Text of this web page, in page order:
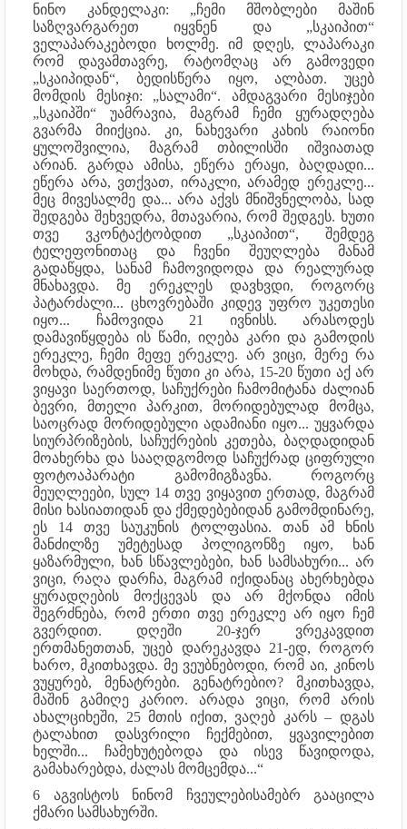
ნინო კანდელაკი: „ჩემი მშობლები მაშინ
საზღვარგარეთ იყვნენ და „სკაიპით“
ველაპარაკებოდი ხოლმე. იმ დღეს, ლაპარაკი
რომ დავამთავრე, რატომღაც არ გამოვედი
„სკაიპიდან“, ბედისწერა იყო, ალბათ. უცებ
მომდის მესიჯი: „სალამი“. ამდაგვარი მესიჯები
„სკაიპში“ უამრავია, მაგრამ ჩემი ყურადღება
გვარმა მიიქცია. კი, ნახევარი კახის რაიონი
ყულოშვილია, მაგრამ თბილისში იშვიათად
არიან. გარდა ამისა, ეწერა ერაყი, ბაღდადი...
ეწერა არა, ვთქვათ, ირაკლი, არამედ ერეკლე...
მეც მივესალმე და... არა აქვს მნიშვნელობა, სად
შედგება შეხვედრა, მთავარია, რომ შედგეს. ხუთი
თვე ვკონტაქტობდით „სკაიპით“, შემდეგ
ტელეფონითაც და ჩვენი შეუღლება მანამ
გადაწყდა, სანამ ჩამოვიდოდა და რეალურად
მნახავდა. მე ერეკლეს დავხვდი, როგორც
პატარძალი... ცხოვრებაში კიდევ უფრო უკეთესი
იყო... ჩამოვიდა 21 ივნისს. არასოდეს
დამავიწყდება ის წამი, იღება კარი და გამოდის
ერეკლე, ჩემი მეფე ერეკლე. არ ვიცი, მერე რა
მოხდა, რამდენიმე წუთი კი არა, 15-20 წუთი აქ არ
ვიყავი საერთოდ, საჩუქრები ჩამომიტანა ძალიან
ბევრი, მთელი პარკით, მორიდებულად მომცა,
საოცრად მორიდებული ადამიანი იყო... უყვარდა
სიურპრიზების, საჩუქრების კეთება, ბაღდადიდან
მოახერხა და სააღდგომოდ საჩუქრად ციფრული
ფოტოაპარატი გამომიგზავნა. როგორც
მეუღლეები, სულ 14 თვე ვიყავით ერთად, მაგრამ
მისი ხასიათიდან და ქმედებებიდან გამომდინარე,
ეს 14 თვე საუკუნის ტოლფასია. თან ამ ხნის
მანძილზე უმეტესად პოლიგონზე იყო, ხან
ყაზარმული, ხან სწავლებები, ხან სამსახური... არ
ვიცი, რაღა დარჩა, მაგრამ იქიდანაც ახერხებდა
ყურადღების მოქცევას და არ მქონდა იმის
შეგრძნება, რომ ერთი თვე ერეკლე არ იყო ჩემ
გვერდით. დღეში 20-ჯერ ვრეკავდით
ერთმანეთთან, უცებ დარეკავდა 21-ედ, როგორ
ხარო, მკითხავდა. მე ვეუბნებოდი, რომ აი, კინოს
ვუყურებ, მენატრები. გენატრებიო? მკითხავდა,
მაშინ გამიღე კარიო. არადა ვიცი, რომ არის
ახალციხეში, 25 მთის იქით, ვაღებ კარს – დგას
ტალახით დასვრილი ჩექმებით, ყვავილებით
ხელში... ჩამეხუტებოდა და ისევ წავიდოდა,
გამახარებდა, ძალას მომცემდა...“
6 აგვისტოს ნინომ ჩვეულებისამებრ გააცილა
ქმარი სამსახურში.